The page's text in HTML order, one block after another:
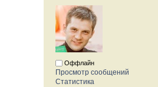
Оффлайн
Просмотр сообщений
Статистика